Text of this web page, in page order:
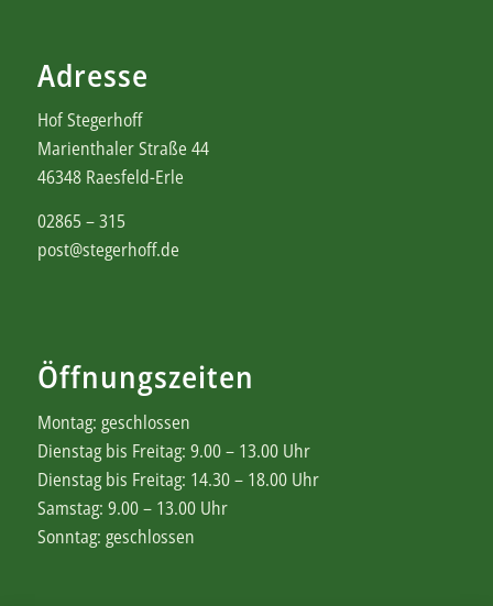
Adresse
Hof Stegerhoff
Marienthaler Straße 44
46348 Raesfeld-Erle
02865 – 315
post@stegerhoff.de
Öffnungszeiten
Montag: geschlossen
Dienstag bis Freitag: 9.00 – 13.00 Uhr
Dienstag bis Freitag: 14.30 – 18.00 Uhr
Samstag: 9.00 – 13.00 Uhr
Sonntag: geschlossen